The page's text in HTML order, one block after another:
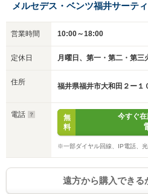
メルセデス・ベンツ福井サーテ
営業時間 10:00～18:00
定休日 月曜日、第一・第二・第三
住所 福井県福井市大和田２ー１
電話
無
料
今すぐ
※一部ダイヤル回線、IP電話、光
遠方から購入できる